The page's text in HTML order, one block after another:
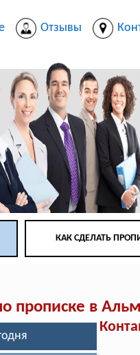
Отзывы
КАК СДЕЛАТЬ
прописке в